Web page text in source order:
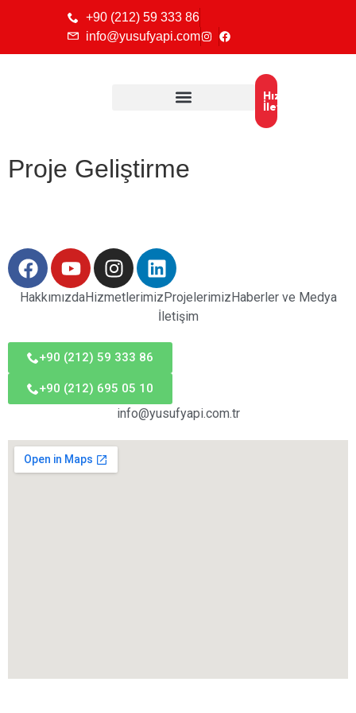
+90 (212) 59 333 86
info@yusufyapi.com
Hızlı
İletişim
Proje Geliştirme
HakkımızdaHizmetlerimizProjelerimizHaberler ve Medya
İletişim
+90 (212) 59 333 86
+90 (212) 695 05 10
info@yusufyapi.com.tr